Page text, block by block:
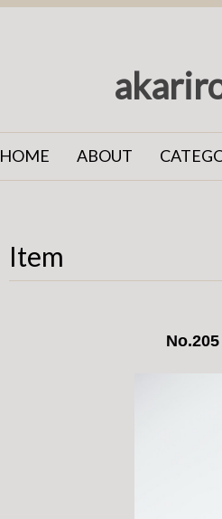
HOME ABOUT
Item